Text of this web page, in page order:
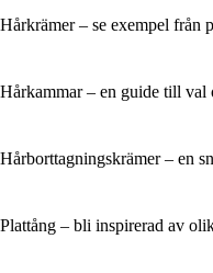
Hårkrämer – se exempel från
Hårkammar – en guide till val
Hårborttagningskrämer – en
Plattång – bli inspirerad av